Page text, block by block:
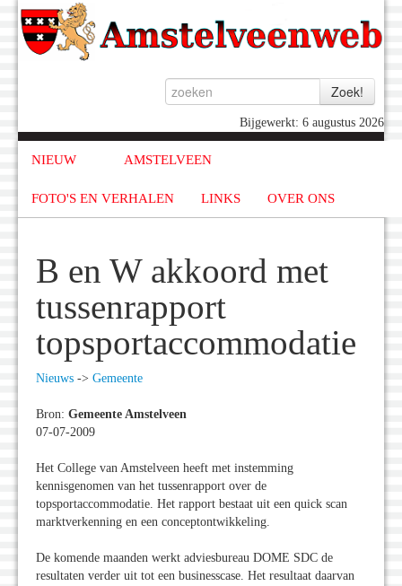
Bijgewerkt: 6 augustus 2026
NIEUW AMSTELVEEN
FOTO'S EN VERHALEN LINKS OVER ONS
B en W akkoord met
tussenrapport
topsportaccommodatie
Nieuws -> Gemeente
Bron: Gemeente Amstelveen
07-07-2009
Het College van Amstelveen heeft met instemming
kennisgenomen van het tussenrapport over de
topsportaccommodatie. Het rapport bestaat uit een quick scan
marktverkenning en een conceptontwikkeling.
De komende maanden werkt adviesbureau DOME SDC de
resultaten verder uit tot een businesscase. Het resultaat daarvan